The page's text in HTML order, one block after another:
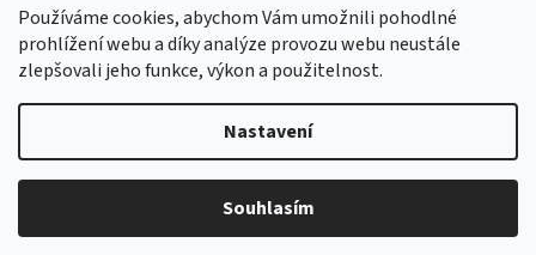
Používáme cookies, abychom Vám umožnili pohodlné
prohlížení webu a díky analýze provozu webu neustále
zlepšovali jeho funkce, výkon a použitelnost.
Nastavení
Souhlasím
PŘIHLÁSIT SE
Vytvořil Shoptet
iŘemínky.cz. Všechna práva vyhrazena.